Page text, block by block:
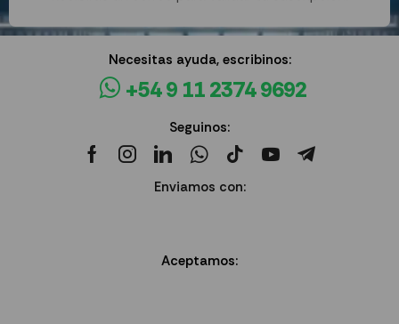
Necesitas ayuda, escribinos:
+54 9 11 2374 9692
Seguinos:
Enviamos con:
Aceptamos: